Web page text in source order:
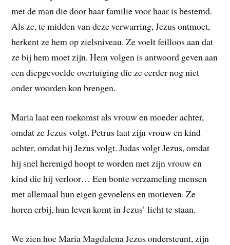
met de man die door haar familie voor haar is bestemd.
Als ze, te midden van deze verwarring, Jezus ontmoet,
herkent ze hem op zielsniveau. Ze voelt feilloos aan dat
ze bij hem moet zijn. Hem volgen is antwoord geven aan
een diepgevoelde overtuiging die ze eerder nog niet
onder woorden kon brengen.
Maria laat een toekomst als vrouw en moeder achter,
omdat ze Jezus volgt. Petrus laat zijn vrouw en kind
achter, omdat hij Jezus volgt. Judas volgt Jezus, omdat
hij snel herenigd hoopt te worden met zijn vrouw en
kind die hij verloor… Een bonte verzameling mensen
met allemaal hun eigen gevoelens en motieven. Ze
horen erbij, hun leven komt in Jezus’ licht te staan.
We zien hoe Maria Magdalena Jezus ondersteunt, zijn